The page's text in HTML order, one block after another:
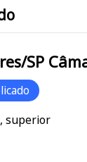
superior